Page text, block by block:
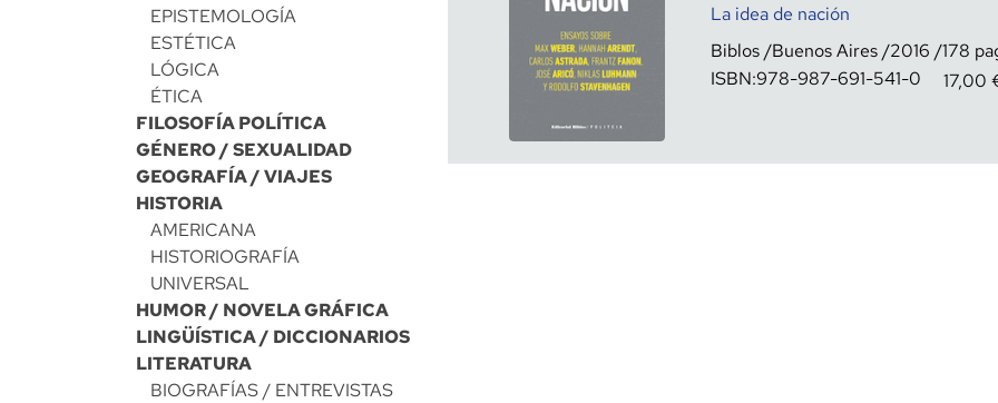
EPISTEMOLOGÍA
ESTÉTICA
LÓGICA
ÉTICA
FILOSOFÍA POLÍTICA
GÉNERO / SEXUALIDAD
GEOGRAFÍA / VIAJES
HISTORIA
AMERICANA
HISTORIOGRAFÍA
UNIVERSAL
HUMOR / NOVELA GRÁFICA
LINGÜÍSTICA / DICCIONARIOS
LITERATURA
BIOGRAFÍAS / ENTREVISTAS
La idea de nación
Biblos Buenos Aires 2016 178
ISBN:978-987-691-541-0 17,00